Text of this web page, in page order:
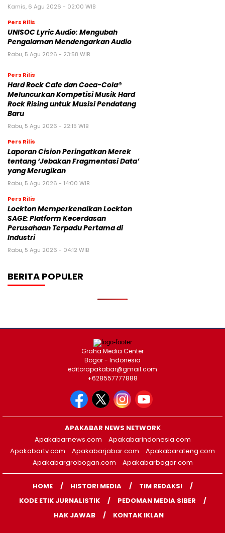
Kamis, 6 Agu 2026 - 02:00 WIB
Pers Rilis
UNISOC Lyric Audio: Mengubah
Pengalaman Mendengarkan Audio
Rabu, 5 Agu 2026 - 23:58 WIB
Pers Rilis
Hard Rock Cafe dan Coca-Cola®
Meluncurkan Kompetisi Musik Hard
Rock Rising untuk Musisi Pendatang
Baru
Rabu, 5 Agu 2026 - 22:15 WIB
Pers Rilis
Laporan Cision Peringatkan Merek
tentang ‘Jebakan Fragmentasi Data’
yang Merugikan
Rabu, 5 Agu 2026 - 14:00 WIB
Pers Rilis
Lockton Memperkenalkan Lockton
SAGE: Platform Kecerdasan
Perusahaan Terpadu Pertama di
Industri
Rabu, 5 Agu 2026 - 04:12 WIB
BERITA POPULER
Graha Media Center
Bogor - Indonesia
editorapakabar@gmail.com
+628557777888
APAKABAR NEWS NETWORK
Apakabarnews.com
Apakabarindonesia.com
Apakabartv.com
Apakabarjabar.com
Apakabarateng.com
Apakabargrobogan.com
Apakabarbogor.com
HOME HISTORI MEDIA
TIM REDAKSI
KODE ETIK JURNALISTIK
PEDOMAN MEDIA SIBER
HAK JAWAB
KONTAK IKLAN